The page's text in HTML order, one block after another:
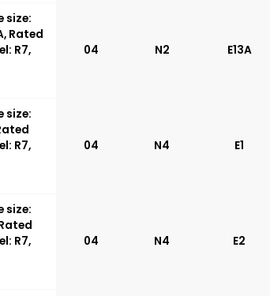
size:
Rated
R7,
04 N2 E13A
size:
R7,
04 N4 E1
size:
R7,
04 N4 E2